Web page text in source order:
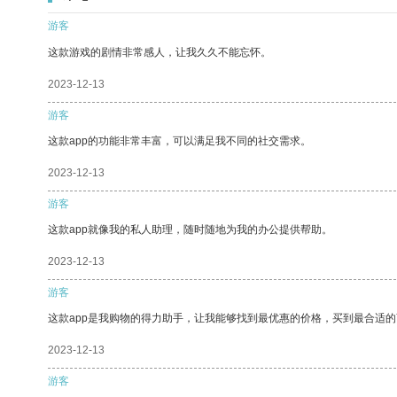
游客
这款游戏的剧情非常感人，让我久久不能忘怀。
2023-12-13
游客
这款app的功能非常丰富，可以满足我不同的社交需求。
2023-12-13
游客
这款app就像我的私人助理，随时随地为我的办公提供帮助。
2023-12-13
游客
这款app是我购物的得力助手，让我能够找到最优惠的价格，买到最合适
2023-12-13
游客